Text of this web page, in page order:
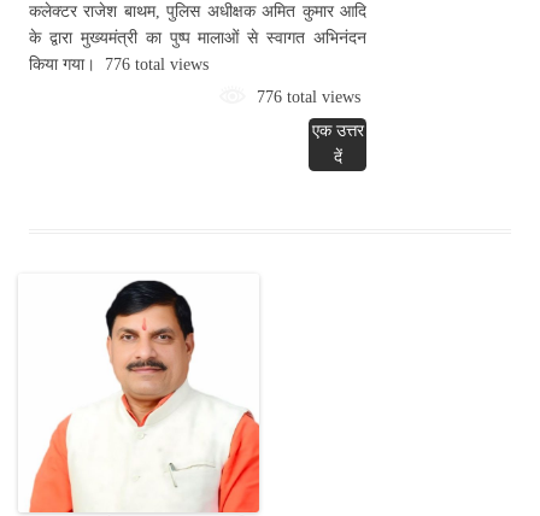
कलेक्टर राजेश बाथम, पुलिस अधीक्षक अमित कुमार आदि
के द्वारा मुख्यमंत्री का पुष्प मालाओं से स्वागत अभिनंदन
किया गया। 776 total views
776 total views
एक उत्तर
दें